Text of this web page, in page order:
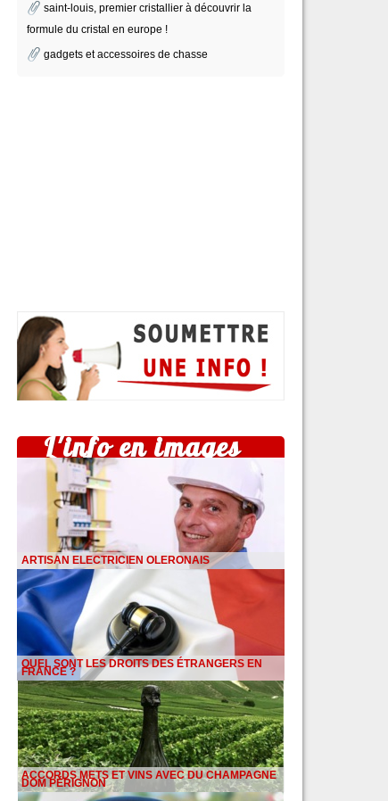
saint-louis, premier cristallier à découvrir la
formule du cristal en europe !
gadgets et accessoires de chasse
L'info en images
ARTISAN ELECTRICIEN OLERONAIS
QUEL SONT LES DROITS DES ÉTRANGERS EN
FRANCE ?
ACCORDS METS ET VINS AVEC DU CHAMPAGNE
DOM PÉRIGNON